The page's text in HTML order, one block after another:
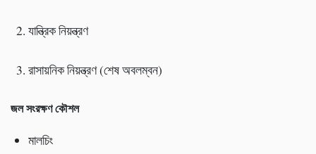
যান্ত্রিক নিয়ন্ত্রণ
রাসায়নিক নিয়ন্ত্রণ (শেষ অবলম্বন)
জল সংরক্ষণ কৌশল
মালচিং